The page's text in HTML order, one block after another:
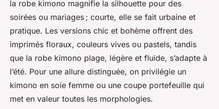
la robe kimono magnifie la silhouette pour des
soirées ou mariages ; courte, elle se fait urbaine et
pratique. Les versions chic et bohème offrent des
imprimés floraux, couleurs vives ou pastels, tandis
que la robe kimono plage, légère et fluide, s’adapte à
l’été. Pour une allure distinguée, on privilégie un
kimono en soie femme ou une coupe portefeuille qui
met en valeur toutes les morphologies.